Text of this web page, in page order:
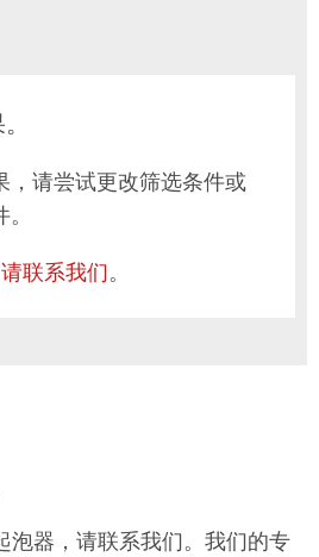
，请尝试更改筛选条件或
联系我们。
泡器，请联系我们。我们的专